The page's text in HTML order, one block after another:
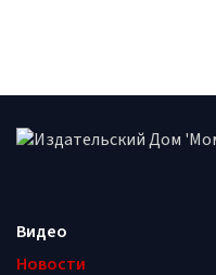
Видео
Новости